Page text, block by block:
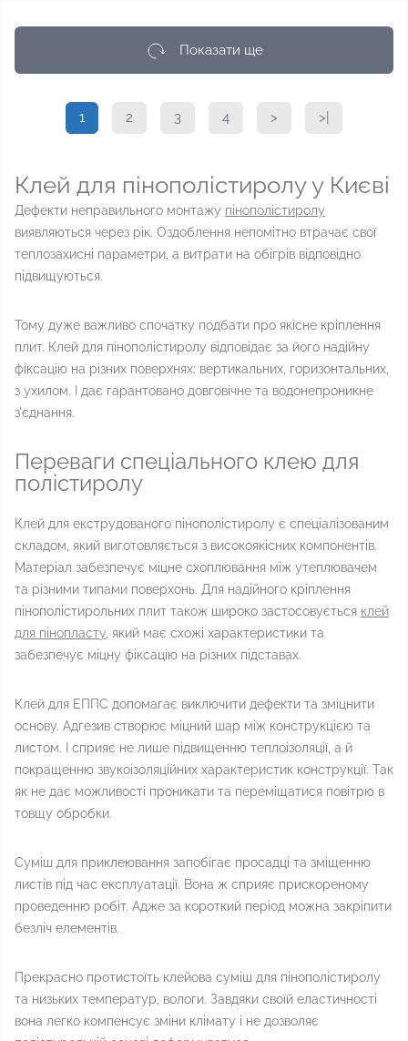
Показати ще
1 2 3 4 > >|
Клей для пінополістиролу у Києві
Дефекти неправильного монтажу пінополістиролу
виявляються через рік. Оздоблення непомітно втрачає свої
теплозахисні параметри, а витрати на обігрів відповідно
підвищуються.
Тому дуже важливо спочатку подбати про якісне кріплення
плит. Клей для пінополістиролу відповідає за його надійну
фіксацію на різних поверхнях: вертикальних, горизонтальних,
з ухилом. І дає гарантовано довговічне та водонепроникне
з'єднання.
Переваги спеціального клею для
полістиролу
Клей для екструдованого пінополістиролу є спеціалізованим
складом, який виготовляється з високоякісних компонентів.
Матеріал забезпечує міцне схоплювання між утеплювачем
та різними типами поверхонь. Для надійного кріплення
пінополістирольних плит також широко застосовується клей
для пінопласту , який має схожі характеристики та
забезпечує міцну фіксацію на різних підставах.
Клей для ЕППС допомагає виключити дефекти та зміцнити
основу. Адгезив створює міцний шар між конструкцією та
листом. І сприяє не лише підвищенню теплоізоляції, а й
покращенню звукоізоляційних характеристик конструкції. Так
як не дає можливості проникати та переміщатися повітрю в
товщу обробки.
Суміш для приклеювання запобігає просадці та зміщенню
листів під час експлуатації. Вона ж сприяє прискореному
проведенню робіт. Адже за короткий період можна закріпити
безліч елементів.
Прекрасно протистоїть клейова суміш для пінополістиролу
та низьких температур, вологи. Завдяки своїй еластичності
вона легко компенсує зміни клімату і не дозволяє